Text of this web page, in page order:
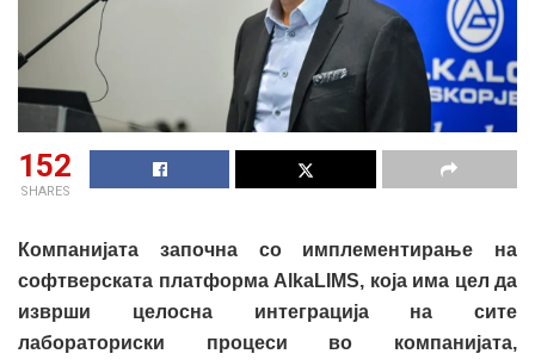
152
SHARES
Компанијата започна со имплементирање на
софтверската платформа AlkaLIMS, која има цел да
изврши целосна интеграција на сите
лабораториски процеси во компанијата,